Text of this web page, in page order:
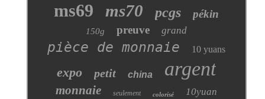
ms69 ms70 pcgs pékin
150g preuve grand
pièce de monnaie 10 yuans
expo petit china argent
monnaie seulement colorisé 10yuan